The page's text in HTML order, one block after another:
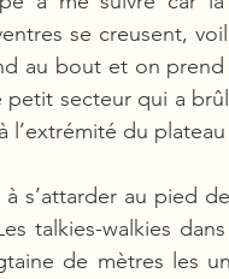
se creusent,
au bout et on
secteur qui a
du
s’attarder au pied
talkies-walkies
de mètres les